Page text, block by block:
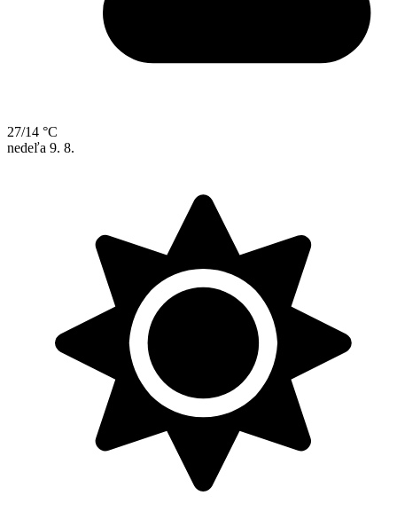
27/14 °C
nedeľa 9. 8.